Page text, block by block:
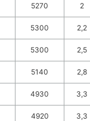
5270 2
5300 2,2
5300 2,5
5140 2,8
4930 3,3
4920 3,3